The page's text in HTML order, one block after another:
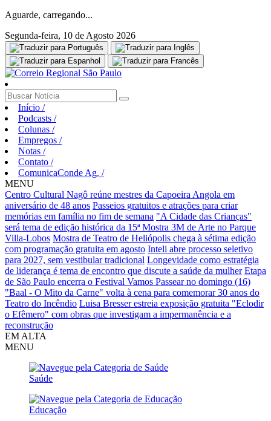
Aguarde, carregando...
Segunda-feira, 10 de Agosto 2026
Início /
Podcasts /
Colunas /
Empregos /
Notas /
Contato /
ComunicaConde Ag. /
MENU
Centro Cultural Nagô reúne mestres da Capoeira Angola em
aniversário de 48 anos Passeios gratuitos e atrações para criar
memórias em família no fim de semana "A Cidade das Crianças"
será tema de edição histórica da 15ª Mostra 3M de Arte no Parque
Villa-Lobos Mostra de Teatro de Heliópolis chega à sétima edição
com programação gratuita em agosto Inteli abre processo seletivo
para 2027, sem vestibular tradicional Longevidade como estratégia
de liderança é tema de encontro que discute a saúde da mulher Etapa
de São Paulo encerra o Festival Vamos Passear no domingo (16)
"Baal - O Mito da Carne" volta à cena para comemorar 30 anos do
Teatro do Incêndio Luisa Bresser estreia exposição gratuita "Eclodir
o Efêmero" com obras que investigam a impermanência e a
reconstrução
EM ALTA
MENU
Saúde
Educação